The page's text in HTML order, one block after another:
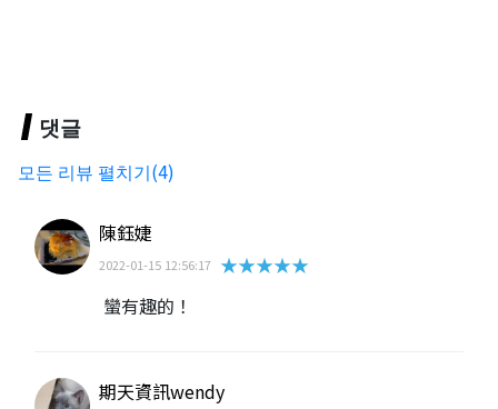
댓글
모든 리뷰 펼치기(4)
陳鈺婕
2022-01-15 12:56:17 ★★★★★
蠻有趣的！
期天資訊wendy